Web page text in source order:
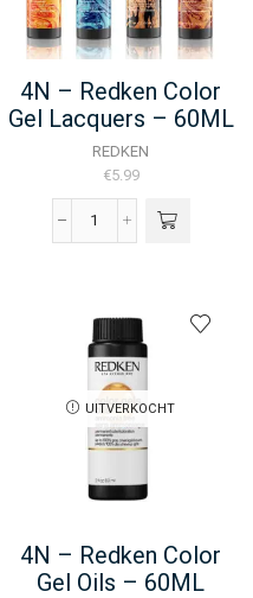
4N – Redken Color
Gel Lacquers – 60ML
REDKEN
€5.99
4N
Gel
Lacquers
-
60ML
aantal
UITVERKOCHT
4N – Redken Color
Gel Oils – 60ML